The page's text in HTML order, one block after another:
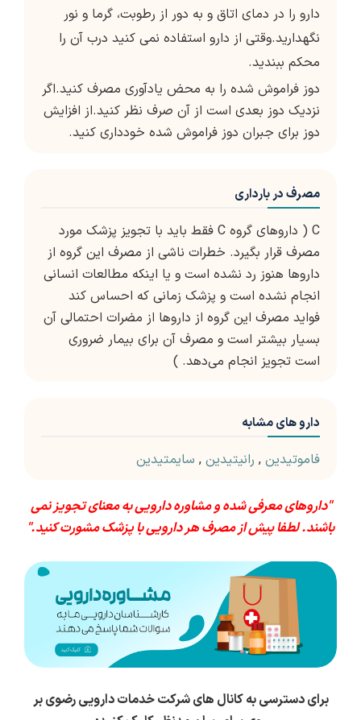
دارو را در دمای اتاق و به دور از رطوبت، گرما و نور
نگهدارید.وقتی از دارو استفاده نمی کنید درب آن را
محکم ببندید.
دوز فراموش شده را به محض یادآوری مصرف کنید.اگر
نزدیک دوز بعدی است از آن صرف نظر کنید.از افزایش
دوز برای جبران دوز فراموش شده خودداری کنید.
مصرف در بارداری
C ( داروهای گروه C فقط باید با تجویز پزشک مورد
مصرف قرار بگیرد. خطرات ناشی از مصرف این گروه از
داروها هنوز رد نشده است و یا اینکه مطالعات انسانی
انجام نشده است و پزشک زمانی که احساس کند
فواید مصرف این گروه از داروها از مضرات احتمالی آن
بسیار بیشتر است و مصرف آن برای بیمار ضروری
است تجویز انجام می‌دهد. )
دارو های مشابه
فاموتیدین , رانیتیدین , سایمتیدین
"داروهای معرفی شده و مشاوره دارویی به معنای تجویز نمی
باشند. لطفا پیش از مصرف هر دارویی با پزشک مشورت کنید."
برای دسترسی به کانال های شرکت خدمات دارویی رضوی بر